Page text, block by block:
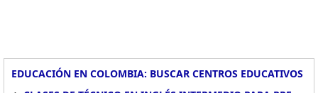
EDUCACIÓN EN COLOMBIA: BUSCAR CENTROS EDUCATIVOS